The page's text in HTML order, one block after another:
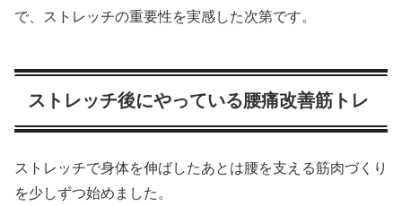
で、ストレッチの重要性を実感した次第です。
ストレッチ後にやっている腰痛改善筋トレ
ストレッチで身体を伸ばしたあとは腰を支える筋肉づくり
を少しずつ始めました。